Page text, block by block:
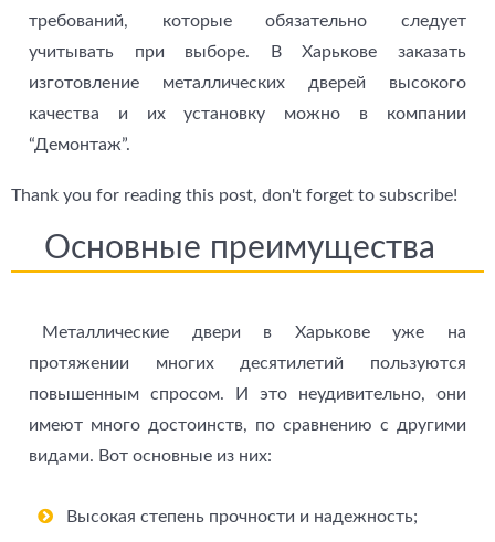
требований, которые обязательно следует
учитывать при выборе. В Харькове заказать
изготовление металлических дверей высокого
качества и их установку можно в компании
“Демонтаж”.
Thank you for reading this post, don't forget to subscribe!
Основные преимущества
Металлические двери в Харькове уже на
протяжении многих десятилетий пользуются
повышенным спросом. И это неудивительно, они
имеют много достоинств, по сравнению с другими
видами. Вот основные из них:
Высокая степень прочности и надежность;